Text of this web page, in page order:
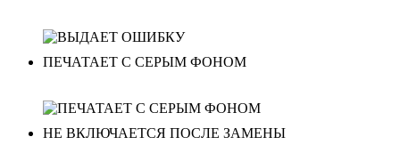
ПЕЧАТАЕТ С СЕРЫМ ФОНОМ
НЕ ВКЛЮЧАЕТСЯ ПОСЛЕ ЗАМЕНЫ